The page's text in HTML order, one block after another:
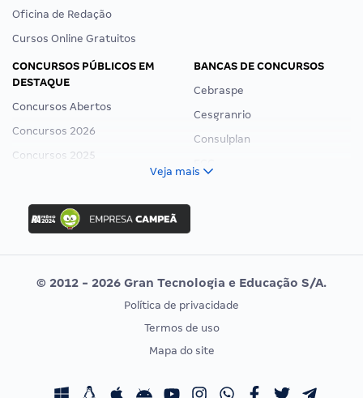
Oficina de Redação
Cursos Online Gratuitos
CONCURSOS PÚBLICOS EM
DESTAQUE
Concursos Abertos
Concursos 2026
Concursos 2025
Concurso Ibama
Concurso MPU
Editais publicados
BANCAS DE CONCURSOS
Cebraspe
Cesgranrio
Consulplan
Vunesp
CONCURSOS POR PROFISSÃO
Concursos Fiscais
EXAME DE ORDEM
Calendário OAB
Veja mais
© 2012 - 2026 Gran Tecnologia e Educação S/A.
Política de privacidade
Termos de uso
Mapa do site